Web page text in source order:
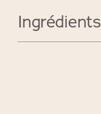
Ingrédients